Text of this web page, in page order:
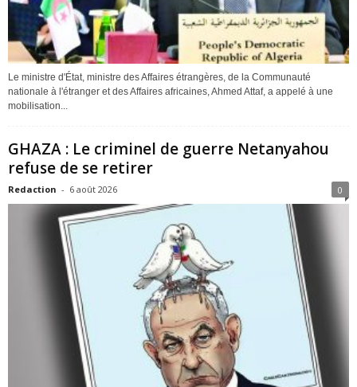
Le ministre d'État, ministre des Affaires étrangères, de la Communauté
nationale à l'étranger et des Affaires africaines, Ahmed Attaf, a appelé à une
mobilisation...
GHAZA : Le criminel de guerre Netanyahou
refuse de se retirer
Redaction - 6 août 2026 0